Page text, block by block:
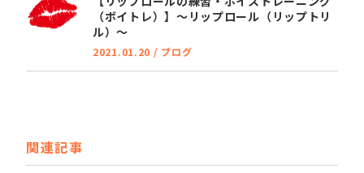
（ボイトレ）】～リップロール（リップトリ
ル）～
2021.01.20 / ブログ
関連記事